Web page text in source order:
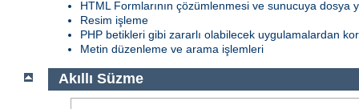
HTML Formlarının çözümlenmesi ve sunucuya dosya
Resim işleme
PHP betikleri gibi zararlı olabilecek uygulamalardan
Metin düzenleme ve arama işlemleri
Akıllı Süzme